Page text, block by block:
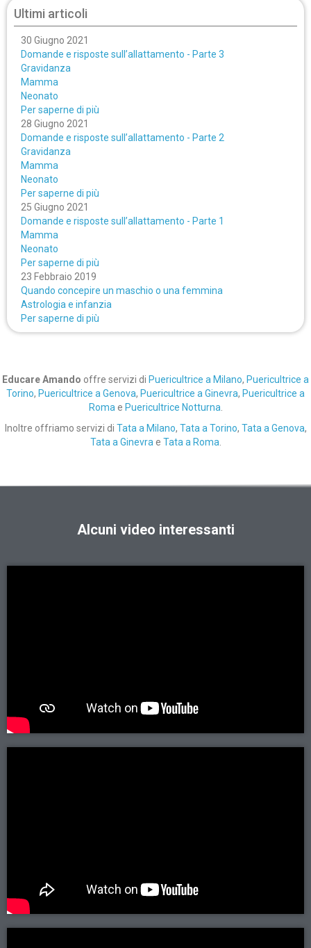
Ultimi articoli
30 Giugno 2021
Domande e risposte sull’allattamento - Parte 3
Gravidanza
Mamma
Neonato
Per saperne di più
28 Giugno 2021
Domande e risposte sull’allattamento - Parte 2
Gravidanza
Mamma
Neonato
Per saperne di più
25 Giugno 2021
Domande e risposte sull’allattamento - Parte 1
Mamma
Neonato
Per saperne di più
23 Febbraio 2019
Quando concepire un maschio o una femmina
Astrologia e infanzia
Per saperne di più
Educare Amando offre servizi di Puericultrice a Milano, Puericultrice a
Torino, Puericultrice a Genova, Puericultrice a Ginevra, Puericultrice a
Roma e Puericultrice Notturna
Inoltre offriamo servizi di Tata a Milano, Tata a Torino, Tata a Genova,
Tata a Ginevra e Tata a Roma
Alcuni video interessanti